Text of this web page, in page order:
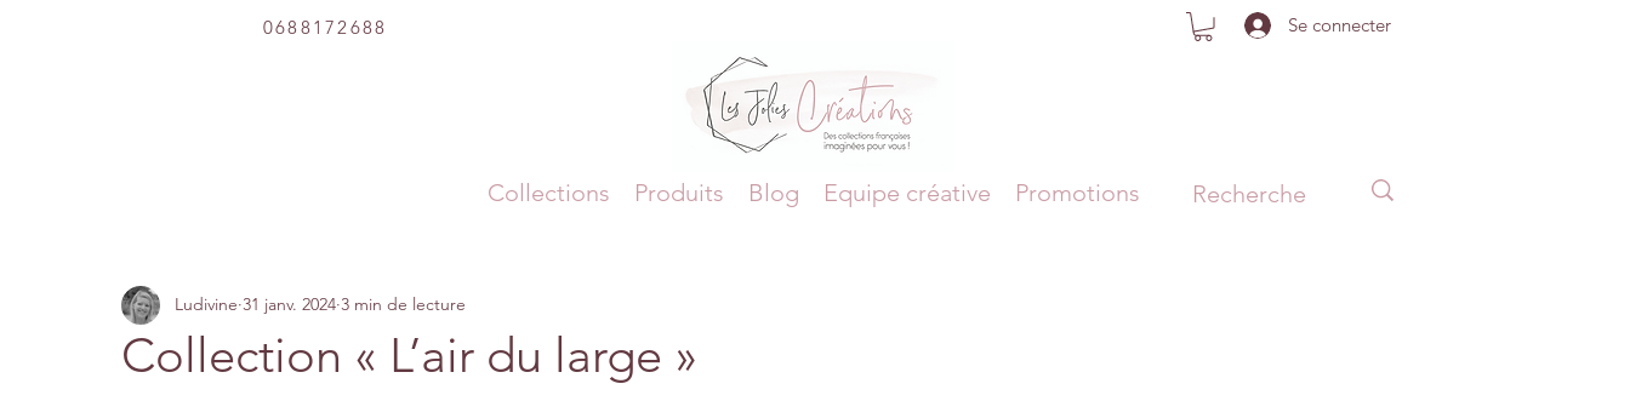
0688172688 Se connecter
Collections Produits Blog Equipe créative Promotions
Collection « L’air du large »
Ludivine 31 janv. 2024 3 min de lecture